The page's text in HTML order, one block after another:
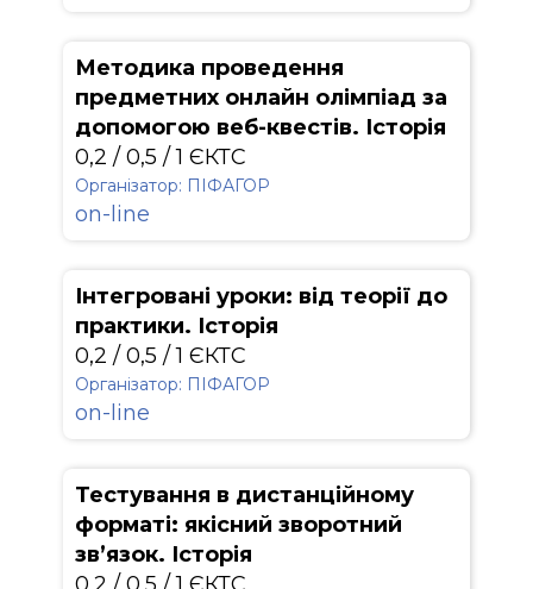
Методика проведення
предметних онлайн олімпіад за
допомогою веб-квестів. Історія
0,2 / 0,5 / 1 ЄКТС
Організатор: ПІФАГОР
on-line
Інтегровані уроки: від теорії до
практики. Історія
0,2 / 0,5 / 1 ЄКТС
Організатор: ПІФАГОР
on-line
Тестування в дистанційному
форматі: якісний зворотний
зв’язок. Історія